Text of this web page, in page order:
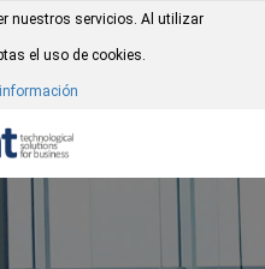
nuestros servicios. Al utilizar
el uso de cookies.